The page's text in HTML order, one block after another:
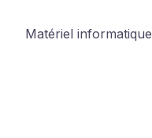
Matériel informatique